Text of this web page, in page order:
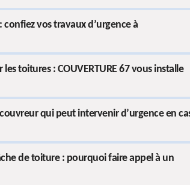
vos travaux d’urgence à
les toitures : COUVERTURE 67 vous installe
couvreur qui peut intervenir d’urgence en
de toiture : pourquoi faire appel à un